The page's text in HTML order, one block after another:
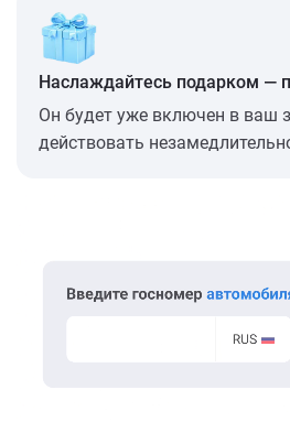
Наслаждайтесь подарком —
Он будет уже включен в ваш
действовать